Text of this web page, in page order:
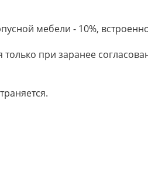
мебели - 10%,
при заранее